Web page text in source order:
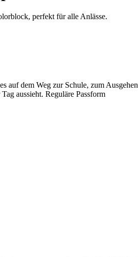
perfekt für alle Anlässe.
auf dem Weg zur Schule, zum
aussieht. Reguläre Passform